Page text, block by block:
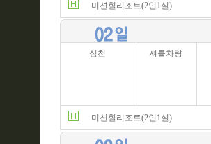
미션힐리조트(2인1실)
심천 셔틀차량
미션힐리조트(2인1실)